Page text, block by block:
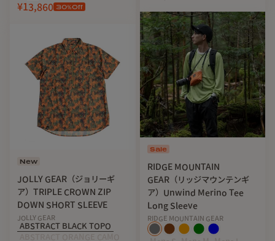
※着丈は前/後の表記です。
着丈（前/後） 袖丈 肩幅
S 54.5 72/77.5 65.5 46
M 57 73/79 66 47
61 74/80.5 67 50
※実製品の寸法と若干異なる場合があります。
スペック
¥13,860 30%Off
New
JOLLY GEAR（ジョリーギ
ア）TRIPLE CROWN ZIP
DOWN SHORT SLEEVE
JOLLY GEAR
ABSTRACT BLACK TOPO
Sale
RIDGE MOUNTAIN
GEAR（リッジマウンテンギ
ア）Unwind Merino Tee
Long Sleeve
RIDGE MOUNTAIN GEAR